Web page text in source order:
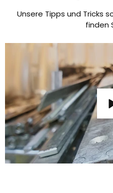
Unsere Tipps und Tricks
finden